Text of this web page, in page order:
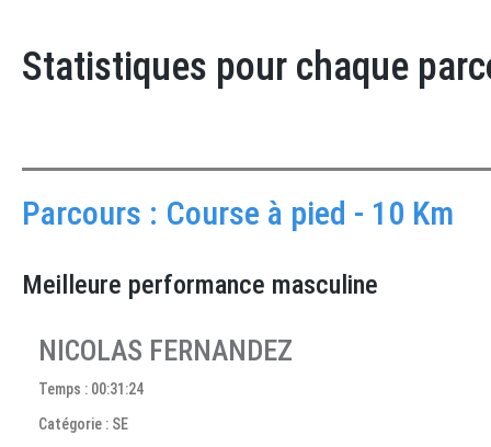
Statistiques pour chaque
Parcours : Course à pied - 10 Km
Meilleure performance masculine
NICOLAS FERNANDEZ
Temps : 00:31:24
Catégorie : SE